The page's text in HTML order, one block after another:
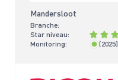
Mandersloot
Branche:
Star niveau:
Monitoring:
< 2 jaar
(2025)